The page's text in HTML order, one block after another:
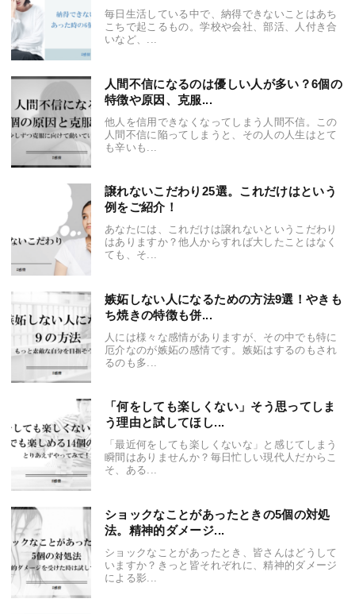
毎日生活している中で、納得できないことはあち
こちで起こるもの。学校や会社、部活、人付き合
いなど、...
人間不信になるのは優しい人が多い？6個の
特徴や原因、克服...
他人を信用できなくなってしまう人間不信。この
人間不信に陥ってしまうと、その人の人生はとて
も辛いも...
譲れないこだわり25選。これだけはという
例をご紹介！
あなたには、これだけは譲れないというこだわり
はありますか？他人からすれば大したことはなく
ても、そ...
嫉妬しない人になるための方法9選！やきも
ち焼きの特徴も併...
人には様々な感情がありますが、その中でも特に
厄介なのが嫉妬の感情です。嫉妬はするのもされ
るのも多...
「何をしても楽しくない」そう思ってしま
う理由と試してほし...
「最近何をしても楽しくないな」と感じてしまう
瞬間はありませんか？毎日忙しい現代人だからこ
そ、ある...
ショックなことがあったときの5個の対処
法。精神的ダメージ...
ショックなことがあったとき、皆さんはどうして
いますか？きっと皆それぞれに、精神的ダメージ
による影...